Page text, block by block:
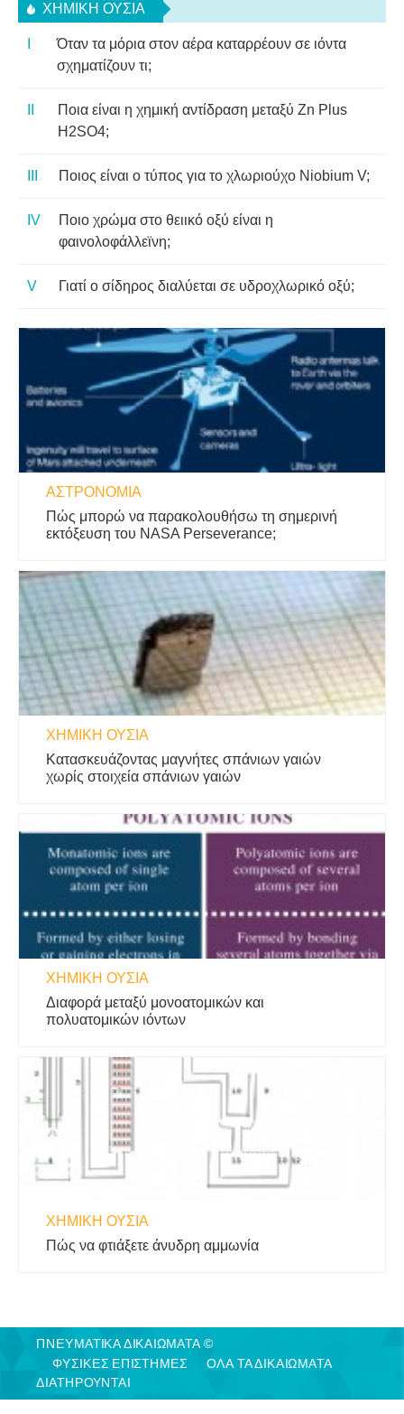
ΧΗΜΙΚΉ ΟΥΣΊΑ
Όταν τα μόρια στον αέρα καταρρέουν σε ιόντα
σχηματίζουν τι;
Ποια είναι η χημική αντίδραση μεταξύ Zn Plus
H2SO4;
Ποιος είναι ο τύπος για το χλωριούχο Niobium V;
Ποιο χρώμα στο θειικό οξύ είναι η
φαινολοφάλλεϊνη;
Γιατί ο σίδηρος διαλύεται σε υδροχλωρικό οξύ;
ΑΣΤΡΟΝΟΜΊΑ
Πώς μπορώ να παρακολουθήσω τη σημερινή
εκτόξευση του NASA Perseverance;
ΧΗΜΙΚΉ ΟΥΣΊΑ
Κατασκευάζοντας μαγνήτες σπάνιων γαιών
χωρίς στοιχεία σπάνιων γαιών
ΧΗΜΙΚΉ ΟΥΣΊΑ
Διαφορά μεταξύ μονοατομικών και
πολυατομικών ιόντων
ΧΗΜΙΚΉ ΟΥΣΊΑ
Πώς να φτιάξετε άνυδρη αμμωνία
ΠΝΕΥΜΑΤΙΚΑ ΔΙΚΑΙΩΜΑΤΑ ©
ΦΥΣΙΚΈΣ ΕΠΙΣΤΉΜΕΣ
ΟΛΑ ΤΑ ΔΙΚΑΙΩΜΑΤΑ
ΔΙΑΤΗΡΟΥΝΤΑΙ